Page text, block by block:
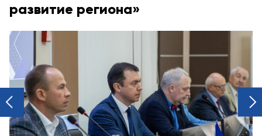
развитие региона»
prev
next